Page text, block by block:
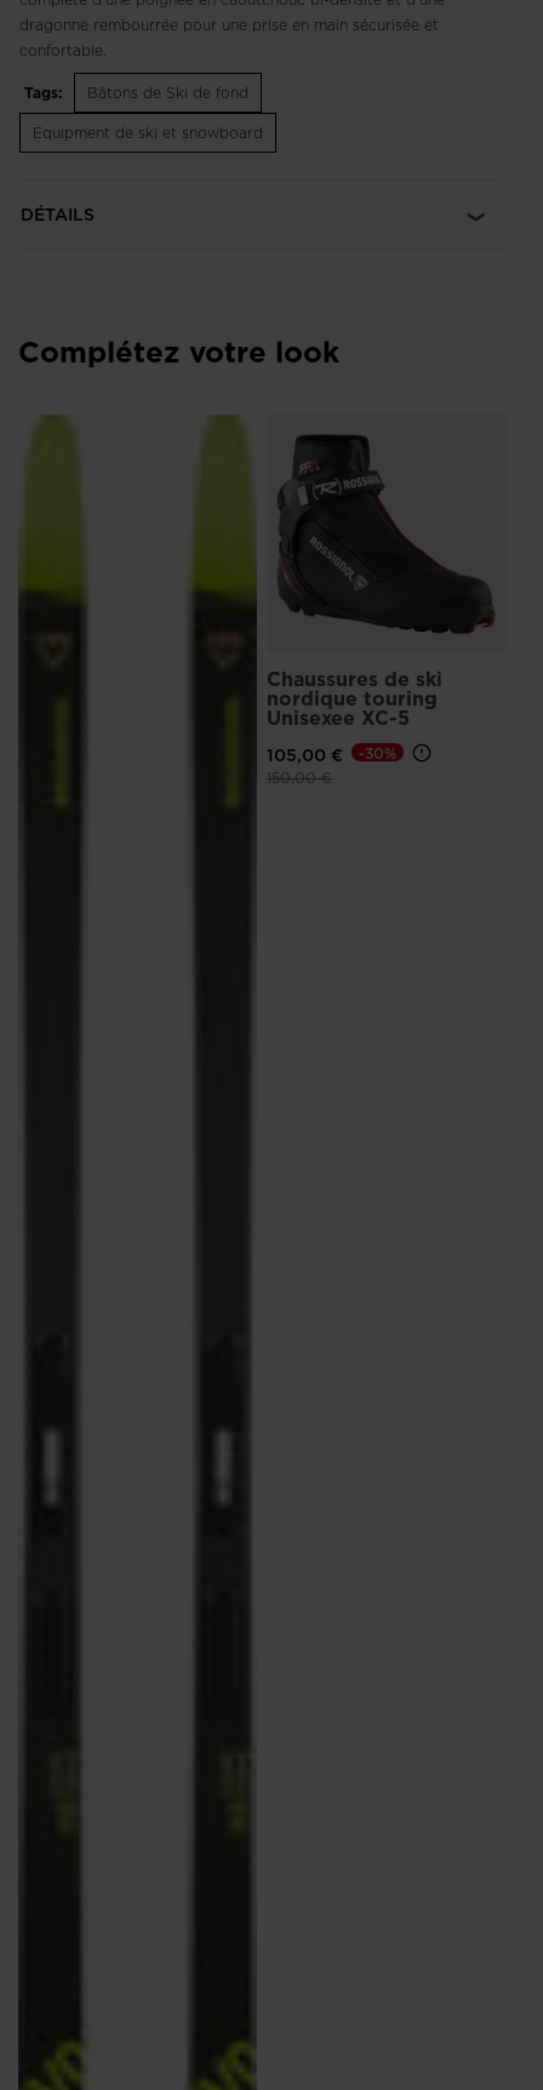
dragonne rembourrée pour une prise en main sécurisée et
confortable.
Tags:
Bâtons de Ski de fond
Equipment de ski et snowboard
DÉTAILS
Complétez votre look
Chaussures de ski
nordique touring
Unisexee XC-5
105,00 €
Prix réduit de
150,00 €à
-30%